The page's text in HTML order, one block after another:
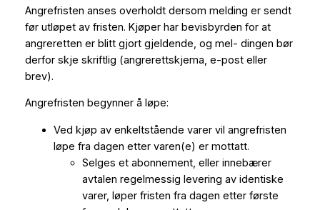
Angrefristen anses overholdt dersom melding er sendt
før utløpet av fristen. Kjøper har bevisbyrden for at
angreretten er blitt gjort gjeldende, og mel- dingen bør
derfor skje skriftlig (angrerettskjema, e-post eller
brev).
Angrefristen begynner å løpe:
Ved kjøp av enkeltstående varer vil angrefristen
løpe fra dagen etter varen(e) er mottatt.
Selges et abonnement, eller innebærer
avtalen regelmessig levering av identiske
varer, løper fristen fra dagen etter første